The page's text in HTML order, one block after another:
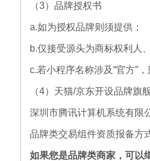
（3）品牌授权书
a.如为授权品牌则须提供；
b.仅接受源头为商标权利人
c.若小程序名称涉及“官方”
（4）天猫/京东开设品牌旗
深圳市腾讯计算机系统有限
品牌类交易组件资质报备方
如果您是品牌类商家，可以